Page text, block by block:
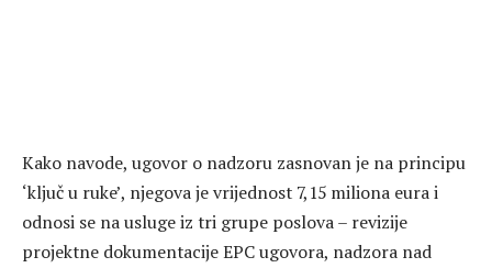
Kako navode, ugovor o nadzoru zasnovan je na principu
‘ključ u ruke’, njegova je vrijednost 7,15 miliona eura i
odnosi se na usluge iz tri grupe poslova – revizije
projektne dokumentacije EPC ugovora, nadzora nad